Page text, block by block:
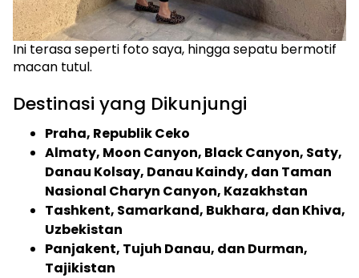
Ini terasa seperti foto saya, hingga sepatu bermotif
macan tutul.
Destinasi yang Dikunjungi
Praha, Republik Ceko
Almaty, Moon Canyon, Black Canyon, Saty,
Danau Kolsay, Danau Kaindy, dan Taman
Nasional Charyn Canyon, Kazakhstan
Tashkent, Samarkand, Bukhara, dan Khiva,
Uzbekistan
Panjakent, Tujuh Danau, dan Durman,
Tajikistan